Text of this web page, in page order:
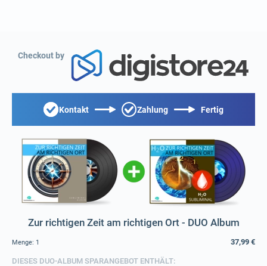
Checkout by
Kontakt Zahlung Fertig
Zur richtigen Zeit am richtigen Ort - DUO Album
Menge: 1 37,99 €
DIESES DUO-ALBUM SPARANGEBOT ENTHÄLT: